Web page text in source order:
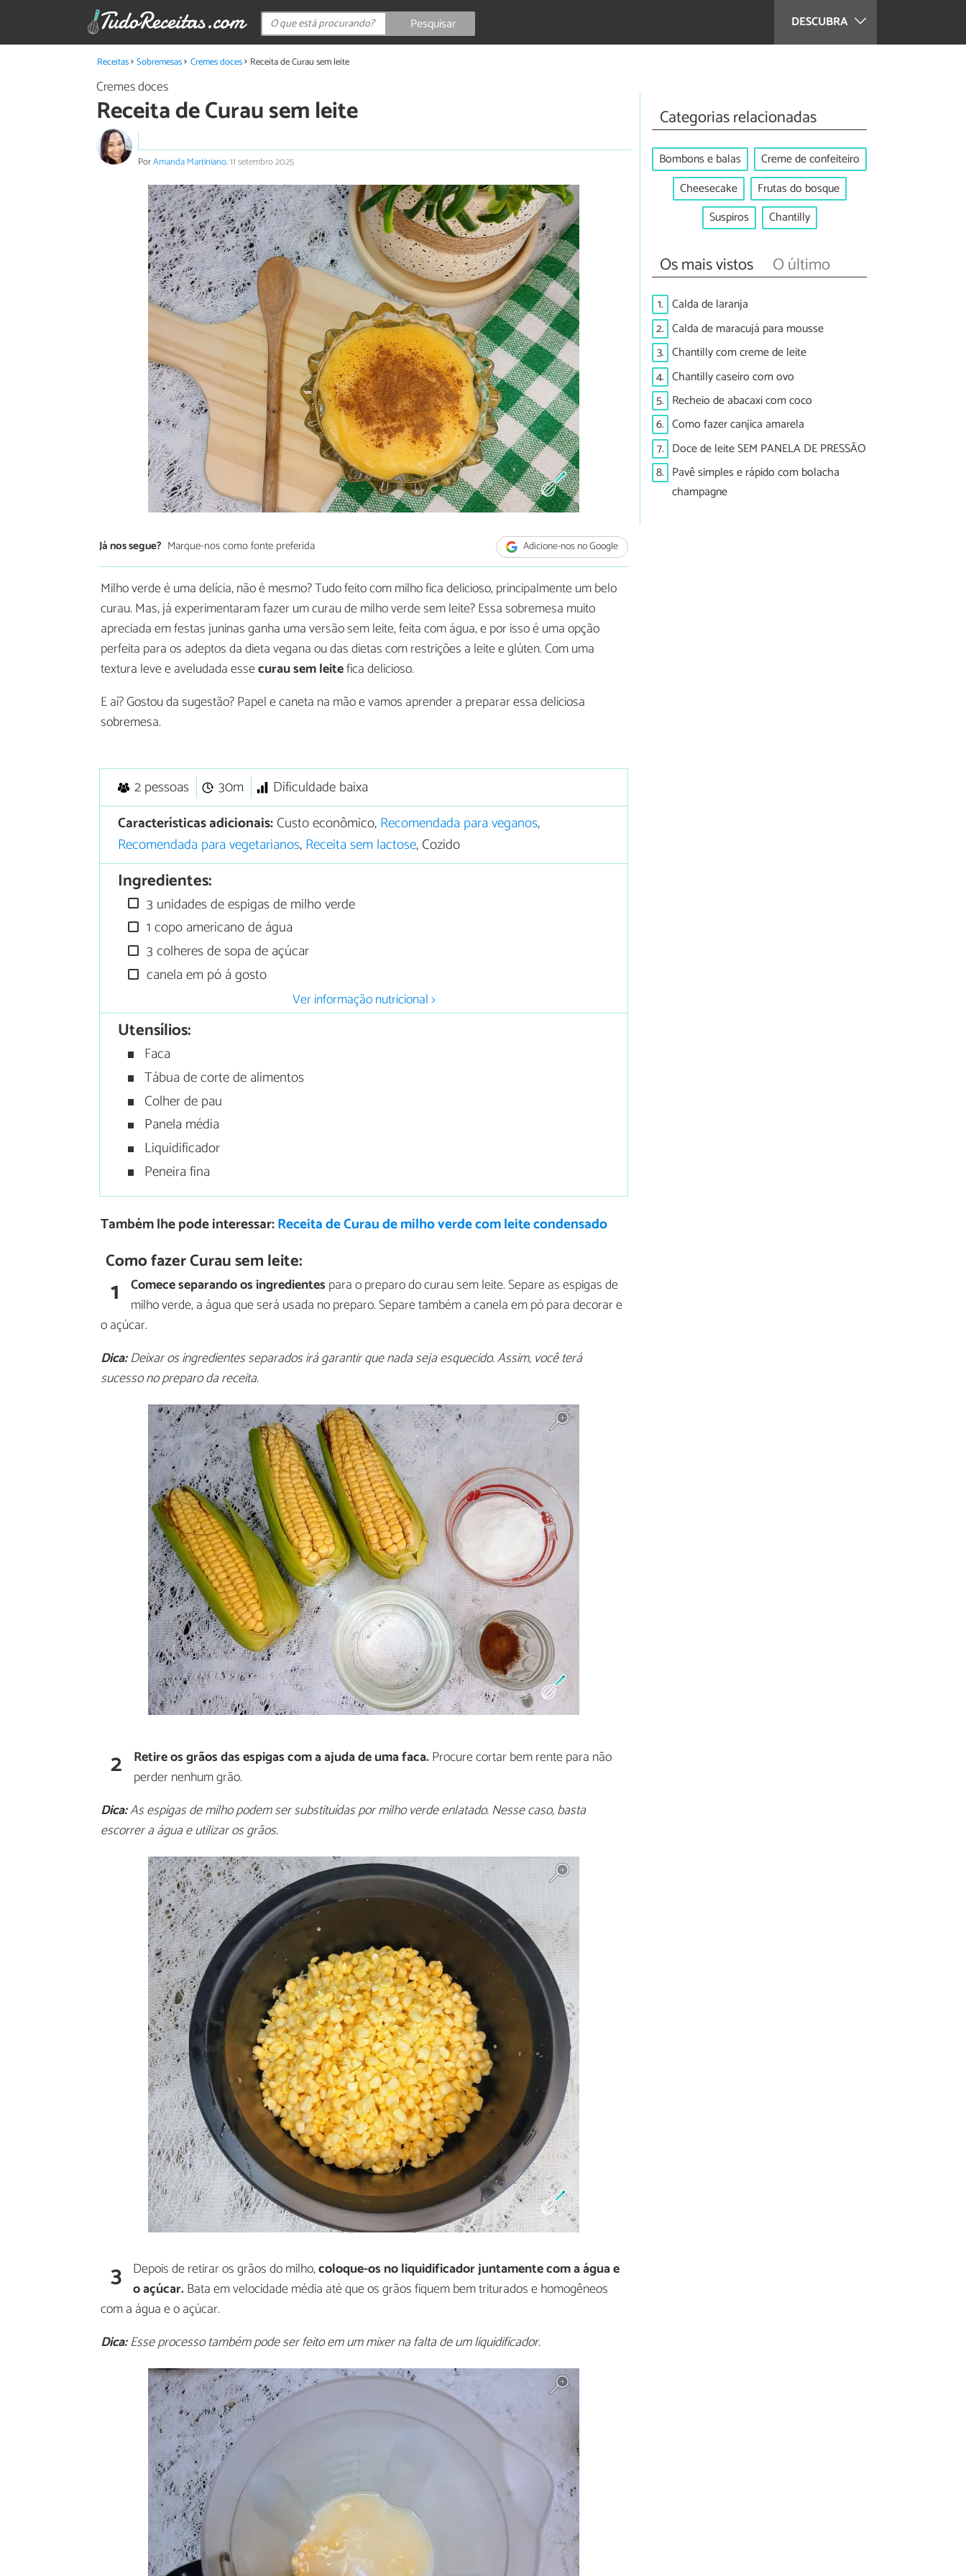
DESCUBRA
Pesquisar
Receitas Sobremesas Cremes doces Receita de Curau sem leite
Cremes doces
Receita de Curau sem leite
PorAmanda Martiniano.11 setembro 2025
Já nos segue? Marque-nos como fonte preferida Adicione-nos no Google
Milho verde é uma delícia, não é mesmo? Tudo feito com milho fica delicioso, principalmente um belo
curau. Mas, já experimentaram fazer um curau de milho verde sem leite? Essa sobremesa muito
apreciada em festas juninas ganha uma versão sem leite, feita com água, e por isso é uma opção
perfeita para os adeptos da dieta vegana ou das dietas com restrições a leite e glúten. Com uma
textura leve e aveludada essecurau sem leitefica delicioso.
E aí? Gostou da sugestão? Papel e caneta na mão e vamos aprender a preparar essa deliciosa
sobremesa.
2 pessoas 30m
Dificuldade baixa
Características adicionais:Custo econômico,Recomendada para veganos,
Recomendada para vegetarianos,Receita sem lactose, Cozido
Ingredientes:
3 unidades de espigas de milho verde
1 copo americano de água
3 colheres de sopa de açúcar
canela em pó á gosto
Ver informação nutricional >
Utensílios:
Faca
Tábua de corte de alimentos
Colher de pau
Panela média
Liquidificador
Peneira fina
Também lhe pode interessar:Receita de Curau de milho verde com leite condensado
Como fazer Curau sem leite:
1 Comece separando os ingredientes para o preparo do curau sem leite. Separe as espigas de
milho verde, a água que será usada no preparo. Separe também a canela em pó para decorar e
o açúcar.
Dica:Deixar os ingredientes separados irá garantir que nada seja esquecido. Assim, você terá
sucesso no preparo da receita.
2 Retire os grãos das espigas com a ajuda de uma faca.Procure cortar bem rente para não
perder nenhum grão.
Dica:As espigas de milho podem ser substituídas por milho verde enlatado. Nesse caso, basta
escorrer a água e utilizar os grãos.
3 Depois de retirar os grãos do milho,coloque-os no liquidificador juntamente com a água e
o açúcar.Bata em velocidade média até que os grãos fiquem bem triturados e homogêneos
com a água e o açúcar.
Dica:Esse processo também pode ser feito em um mixer na falta de um liquidificador.
Categorias relacionadas
Bombons e balas
Creme de confeiteiro
Cheesecake
Frutas do bosque
Suspiros
Chantilly
Os mais vistos O último
1. Calda de laranja
2. Calda de maracujá para mousse
3. Chantilly com creme de leite
4. Chantilly caseiro com ovo
5. Recheio de abacaxi com coco
6. Como fazer canjica amarela
7. Doce de leite SEM PANELA DE PRESSÃO
8. Pavê simples e rápido com bolacha
champagne